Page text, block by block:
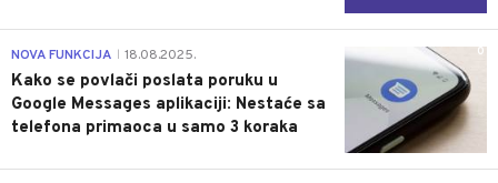
0
NOVA FUNKCIJA 18.08.2025.
Kako se povlači poslata poruku u
Google Messages aplikaciji: Nestaće sa
telefona primaoca u samo 3 koraka